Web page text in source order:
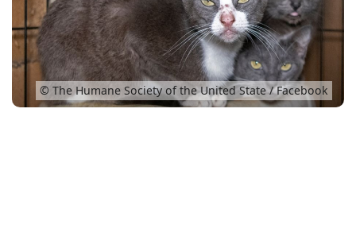
© The Humane Society of the United State / Facebook